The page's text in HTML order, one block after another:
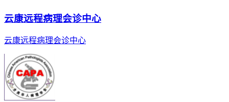
云康远程病理会诊中心
云康远程病理会诊中心